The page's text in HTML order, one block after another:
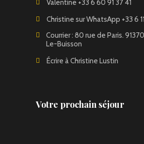
Valentine +33 6 60 91 37 41
Christine sur WhatsApp +33 6
Courrier : 80 rue de Paris.
Le-Buisson
Écrire à Christine Lustin
Votre prochain séjour